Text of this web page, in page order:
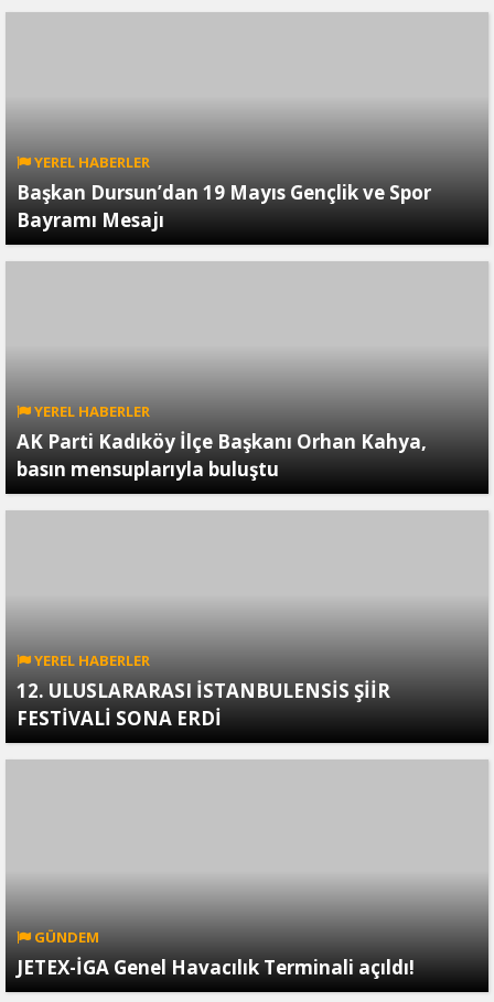
YEREL HABERLER
Başkan Dursun’dan 19 Mayıs Gençlik ve Spor
Bayramı Mesajı
YEREL HABERLER
AK Parti Kadıköy İlçe Başkanı Orhan Kahya,
basın mensuplarıyla buluştu
YEREL HABERLER
12. ULUSLARARASI İSTANBULENSİS ŞİİR
FESTİVALİ SONA ERDİ
GÜNDEM
JETEX-İGA Genel Havacılık Terminali açıldı!